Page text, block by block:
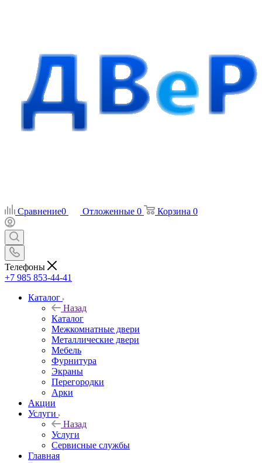
Сравнение0 Отложенные 0 Корзина 0
Телефоны
+7 985 853-44-41
Каталог
Назад
Каталог
Межкомнатные двери
Металлические двери
Мебель
Фурнитура
Экраны
Перегородки
Арки
Акции
Услуги
Назад
Услуги
Сервисные службы
Главная